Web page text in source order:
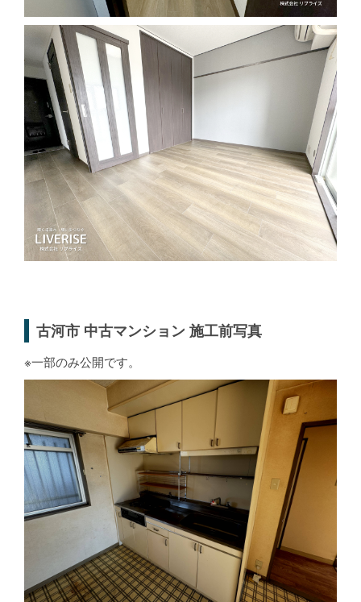
古河市 中古マンション 施工前写真
※一部のみ公開です。